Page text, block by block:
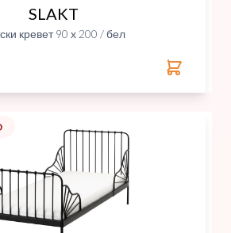
SLAKT
кревет 90 х 200 / бел